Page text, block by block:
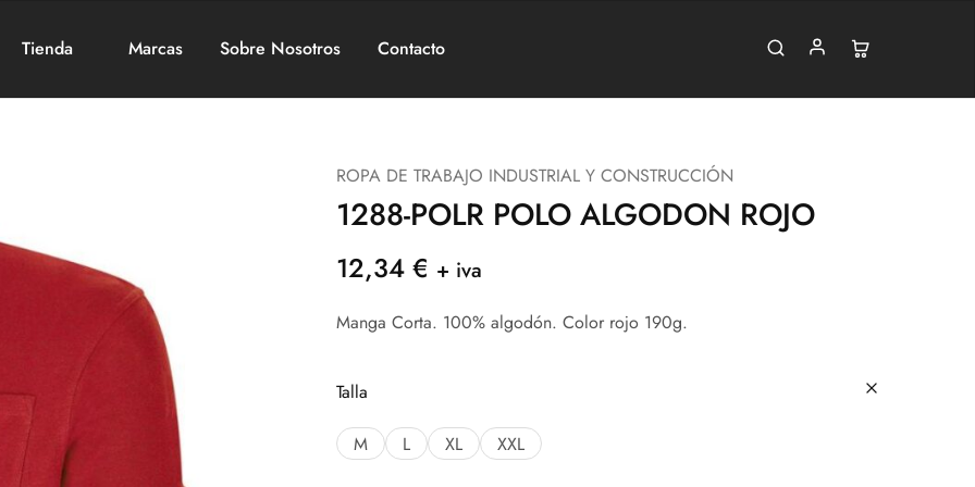
Tienda Marcas Sobre Nosotros Contacto
ROPA DE TRABAJO INDUSTRIAL Y CONSTRUCCIÓN
1288-POLR POLO ALGODON ROJO
12,34 € + iva
Manga Corta. 100% algodón. Color rojo 190g.
Talla
M L XL XXL